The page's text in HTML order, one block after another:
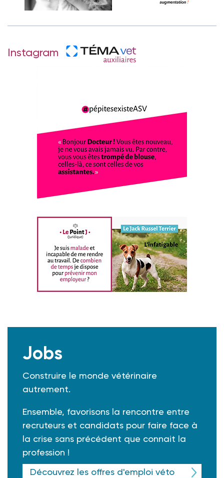
Instagram
Jobs
Construire le monde vétérinaire
autrement.
Ensemble, favorisons la rencontre entre
recruteurs et candidats pour faire face à
la crise sans précédent que connait la
profession !
Découvrez les offres d'emploi véto